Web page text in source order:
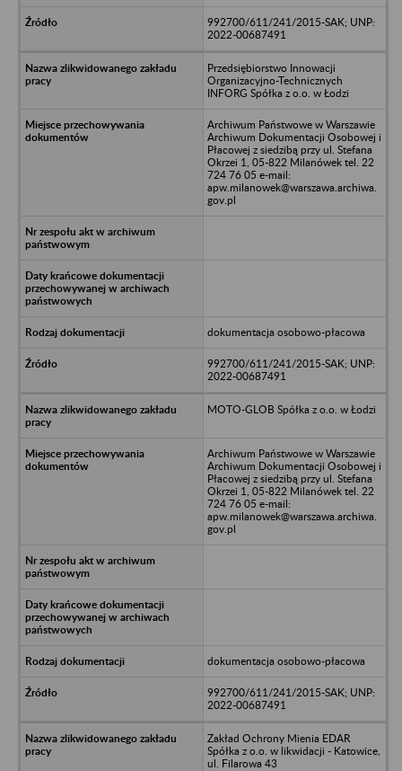
992700/611/241/2015-SAK; UNP:
2022-00687491
Przedsiębiorstwo Innowacji
Organizacyjno-Technicznych
INFORG Spółka z o.o. w Łodzi
Archiwum Państwowe w Warszawie
Archiwum Dokumentacji Osobowej i
Płacowej z siedzibą przy ul. Stefana
Okrzei 1, 05-822 Milanówek tel. 22
724 76 05 e-mail:
apw.milanowek@warszawa.archiwa.
gov.pl
dokumentacja osobowo-płacowa
992700/611/241/2015-SAK; UNP:
2022-00687491
MOTO-GLOB Spółka z o.o. w Łodzi
Archiwum Państwowe w Warszawie
Archiwum Dokumentacji Osobowej i
Płacowej z siedzibą przy ul. Stefana
Okrzei 1, 05-822 Milanówek tel. 22
724 76 05 e-mail:
apw.milanowek@warszawa.archiwa.
gov.pl
dokumentacja osobowo-płacowa
992700/611/241/2015-SAK; UNP:
2022-00687491
Zakład Ochrony Mienia EDAR
Spółka z o.o. w likwidacji - Katowice,
ul. Filarowa 43